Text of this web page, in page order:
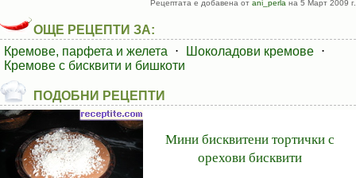
Рецептата е добавена от ani_perla на 5 Март 2009 г.
ОЩЕ РЕЦЕПТИ ЗА:
Кремове, парфета и желета
⋅ Шоколадови кремове ⋅
Кремове с бисквити и бишкоти
ПОДОБНИ РЕЦЕПТИ
Мини бисквитени тортички с
орехови бисквити